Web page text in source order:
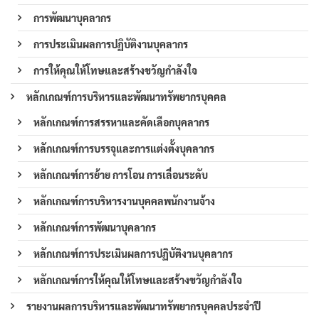
การพัฒนาบุคลากร
การประเมินผลการปฏิบัติงานบุคลากร
การให้คุณให้โทษและสร้างขวัญกำลังใจ
หลักเกณฑ์การบริหารและพัฒนาทรัพยากรบุคคล
หลักเกณฑ์การสรรหาและคัดเลือกบุคลากร
หลักเกณฑ์การบรรจุและการแต่งตั้งบุคลากร
หลักเกณฑ์การย้าย การโอน การเลื่อนระดับ
หลักเกณฑ์การบริหารงานบุคคลพนักงานจ้าง
หลักเกณฑ์การพัฒนาบุคลากร
หลักเกณฑ์การประเมินผลการปฏิบัติงานบุคลากร
หลักเกณฑ์การให้คุณให้โทษและสร้างขวัญกำลังใจ
รายงานผลการบริหารและพัฒนาทรัพยากรบุคคลประจำปี